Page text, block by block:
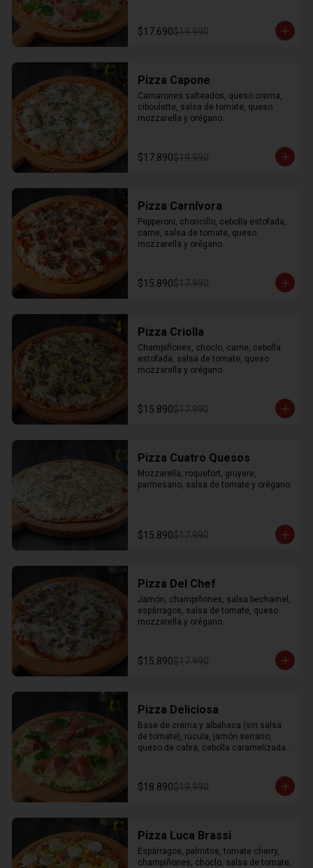
$17.690$19.990
Pizza Capone
Camarones salteados, queso crema,
ciboulette, salsa de tomate, queso
mozzarella y orégano.
$17.890$19.990
Pizza Carnívora
Pepperoni, choricillo, cebolla estofada,
carne, salsa de tomate, queso
mozzarella y orégano.
$15.890$17.990
Pizza Criolla
Champiñones, choclo, carne, cebolla
estofada, salsa de tomate, queso
mozzarella y orégano.
$15.890$17.990
Pizza Cuatro Quesos
Mozzarella, roquefort, gruyere,
parmesano, salsa de tomate y orégano.
$15.890$17.990
Pizza Del Chef
Jamón, champiñones, salsa bechamel,
espárragos, salsa de tomate, queso
mozzarella y orégano.
$15.890$17.990
Pizza Deliciosa
Base de crema y albahaca (sin salsa
de tomate), rúcula, jamón serrano,
queso de cabra, cebolla caramelizada,
$18.890$19.990
Pizza Luca Brassi
Espárragos, palmitos, tomate cherry,
champiñones, choclo, salsa de tomate,